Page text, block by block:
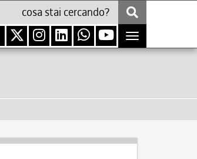
Toggle
navigation